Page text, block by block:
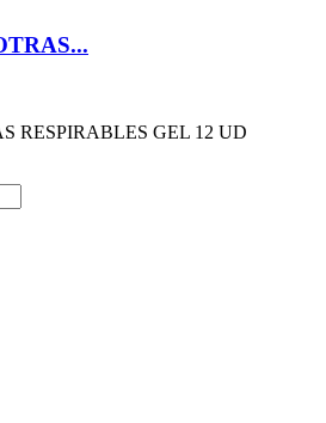
RESPIRABLES GEL 12 UD